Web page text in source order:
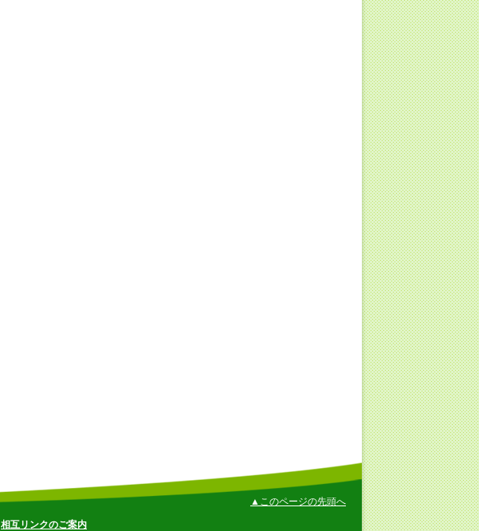
▲このページの先頭へ
相互リンクのご案内